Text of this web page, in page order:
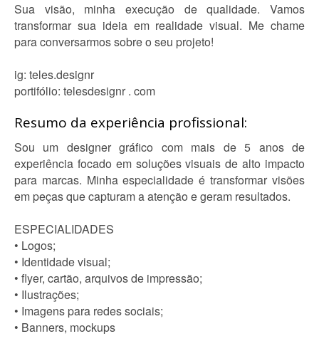
Sua visão, minha execução de qualidade. Vamos
transformar sua ideia em realidade visual. Me chame
para conversarmos sobre o seu projeto!
ig: teles.designr
portifólio: telesdesignr . com
Resumo da experiência profissional:
Sou um designer gráfico com mais de 5 anos de
experiência focado em soluções visuais de alto impacto
para marcas. Minha especialidade é transformar visões
em peças que capturam a atenção e geram resultados.
ESPECIALIDADES
• Logos;
• Identidade visual;
• flyer, cartão, arquivos de impressão;
• Ilustrações;
• Imagens para redes sociais;
• Banners, mockups